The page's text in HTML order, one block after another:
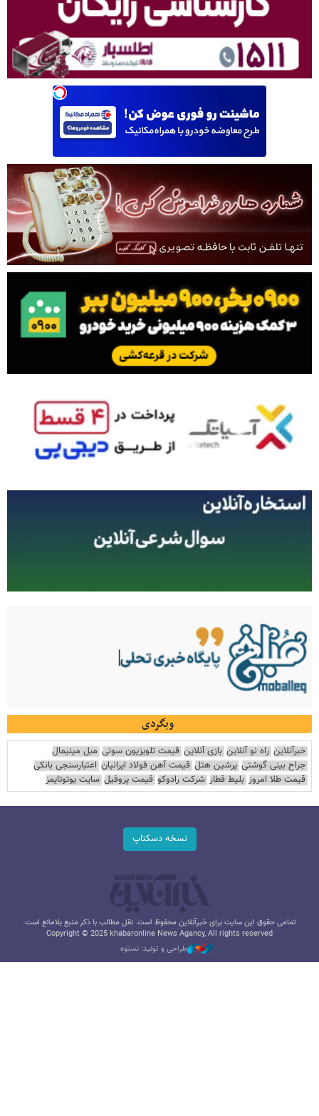
وبگردی
خبرآنلاین راه نو آنلاین بازی آنلاین قیمت تلویزیون سونی مبل مینیمال
جراح بینی گوشتی پرشین هتل قیمت آهن فولاد ایرانیان اعتبارسنجی بانکی
قیمت طلا امروز بلیط قطار شرکت رادوکو قیمت پروفیل سایت یوتوتایمز
نسخه دسکتاپ
تمامی حقوق این سایت برای خبرآنلاین محفوظ است. نقل مطالب با ذکر منبع بلامانع است.
Copyright © 2025 khabaronline News Agancy, All rights reserved
طراحی و تولید: نستوه